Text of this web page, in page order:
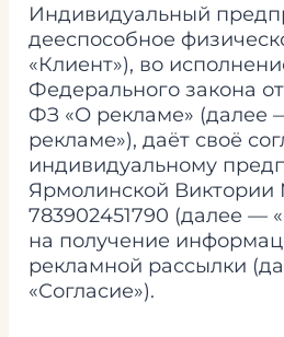
Индивидуальный
дееспособное
«Клиент»), во
Федерального закона
ФЗ «О рекламе» (далее
рекламе»), даёт своё
индивидуальному
Ярмолинской
783902451790 (далее —
на получение
рекламной рассылки
«Согласие»).